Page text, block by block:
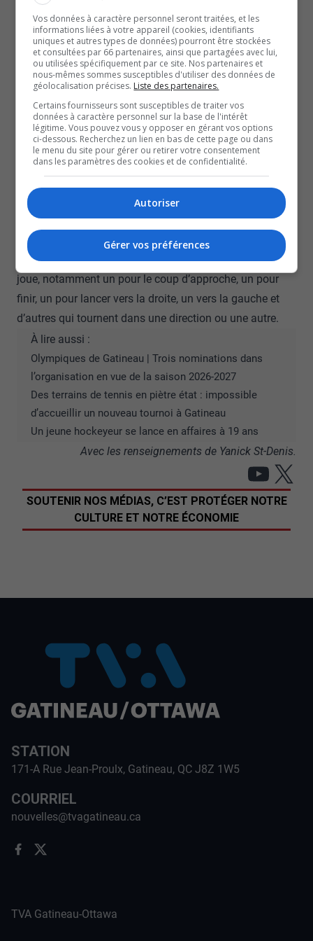
Pour ceux qui souhaitent acheter leur propre équipement,
un disque coûte environ 20 $.
Toutefois, deux disques peuvent être gratuitement loués
au mini-putt pour ceux qui souhaitent découvrir le sport,
qui préfèrent jouer de façon amateure ou qui ne
disposent pas des moyens pour obtenir l’équipement.
Ce parcours de disque-golf est également accessible en
raison de son temps de jeu : 45 à 60 minutes suffisent,
pour un groupe de quatre personnes, pour jouer un
parcours de neuf trous.
Mise en garde : vous pourriez tomber en amour avec le
disque-golf, qui est plus complexe que l’on pense,
d’ailleurs.
Sébastien Martel utilise 20 disques lorsqu’il
joue, notamment un pour le coup d’approche, un pour
finir, un pour lancer vers la droite, un vers la gauche et
d’autres qui tournent dans une direction ou une autre.
À lire aussi :
Olympiques de Gatineau | Trois nominations dans
l’organisation en vue de la saison 2026-2027
Des terrains de tennis en piètre état : impossible
d’accueillir un nouveau tournoi à Gatineau
Un jeune hockeyeur se lance en affaires à 19 ans
Avec les renseignements de Yanick St-Denis.
X
SOUTENIR NOS MÉDIAS, C’EST PROTÉGER NOTRE
CULTURE ET NOTRE ÉCONOMIE
STATION
171-A Rue Jean-Proulx, Gatineau, QC J8Z 1W5
COURRIEL
nouvelles@tvagatineau.ca
TVA Gatineau-Ottawa
Vos données à caractère personnel seront traitées, et les
informations liées à votre appareil (cookies, identifiants
uniques et autres types de données) pourront être stockées
et consultées par 66 partenaires, ainsi que partagées avec lui,
ou utilisées spécifiquement par ce site. Nos partenaires et
nous-mêmes sommes susceptibles d'utiliser des données de
géolocalisation précises. Liste des partenaires.
Certains fournisseurs sont susceptibles de traiter vos
données à caractère personnel sur la base de l'intérêt
légitime. Vous pouvez vous y opposer en gérant vos options
ci-dessous. Recherchez un lien en bas de cette page ou dans
le menu du site pour gérer ou retirer votre consentement
dans les paramètres des cookies et de confidentialité.
Autoriser
Gérer vos préférences